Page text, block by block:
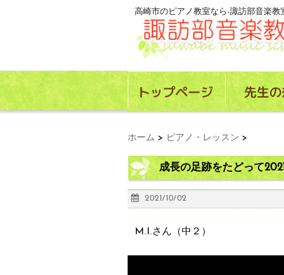
高崎市のピアノ教室なら-諏訪部音楽教
ホーム > ピアノ・レッスン >
成長の足跡をたどって
2021/10/02
M.I.さん（中２）